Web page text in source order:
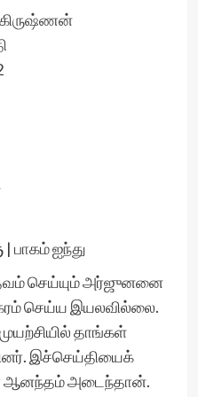
| பாகம் ஐந்து
செய்யும் அர்ஜுனனை
செய்ய இயலவில்லை.
தாங்கள்
இச்செய்தியைக்
ஆனந்தம் அடைந்தான்.